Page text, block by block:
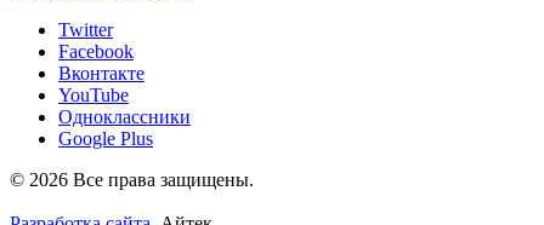
Twitter
Facebook
Вконтакте
YouTube
Одноклассники
Google Plus
© 2026 Все права защищены.